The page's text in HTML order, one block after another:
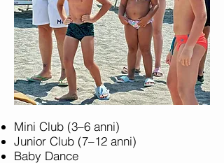
Mini Club (3–6 anni)
Junior Club (7–12 anni)
Baby Dance